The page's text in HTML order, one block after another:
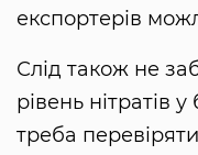
експортерів
Слід також не
рівень нітратів
треба